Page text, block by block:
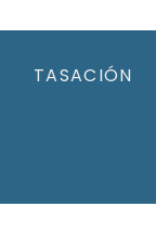
TASACIÓN